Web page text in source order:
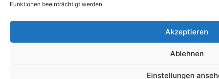
Funktionen beeinträchtigt werden.
Akzeptieren
Ablehnen
Einstellungen